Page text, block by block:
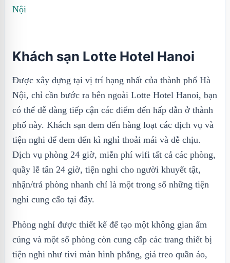
Nội
Khách sạn Lotte Hotel Hanoi
Được xây dựng tại vị trí hạng nhất của thành phố Hà
Nội, chỉ cần bước ra bên ngoài Lotte Hotel Hanoi, bạn
có thể dễ dàng tiếp cận các điểm đến hấp dẫn ở thành
phố này. Khách sạn đem đến hàng loạt các dịch vụ và
tiện nghi để đem đến kì nghỉ thoải mái và dễ chịu.
Dịch vụ phòng 24 giờ, miễn phí wifi tất cả các phòng,
quầy lễ tân 24 giờ, tiện nghi cho người khuyết tật,
nhận/trả phòng nhanh chỉ là một trong số những tiện
nghi cung cấo tại đây.
Phòng nghỉ được thiết kế để tạo một không gian ấm
cúng và một số phòng còn cung cấp các trang thiết bị
tiện nghi như tivi màn hình phẳng, giá treo quần áo,